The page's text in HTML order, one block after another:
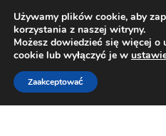
Pn.-pt. 9:00-
Przejdź
do
nawigacji
Przejdź
do
treści
Używamy plików cookie, aby
korzystania z naszej witryny.
Możesz dowiedzieć się więcej o
cookie lub wyłączyć je w
Zaakceptować